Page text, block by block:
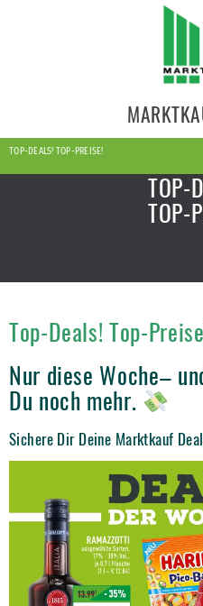
TOP-DEALS! TOP-PREISE!
TOP-
TOP-
Top-Deals! Top-
Nur diese Woche–
Du noch mehr.
Sichere Dir Deine Marktkauf